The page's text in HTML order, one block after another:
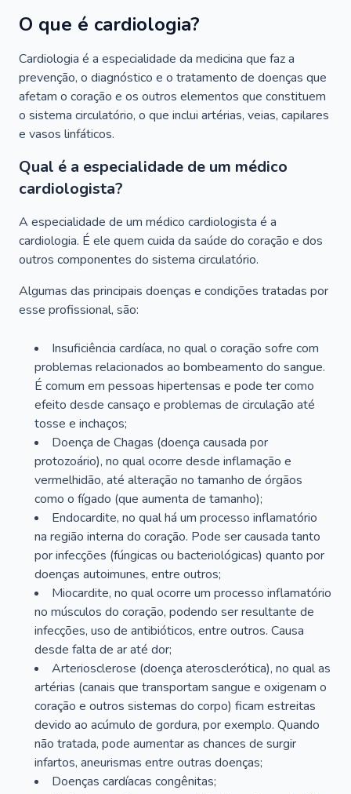
O que é cardiologia?
Cardiologia é a especialidade da medicina que faz a
prevenção, o diagnóstico e o tratamento de doenças que
afetam o coração e os outros elementos que constituem
o sistema circulatório, o que inclui artérias, veias, capilares
e vasos linfáticos.
Qual é a especialidade de um médico
cardiologista?
A especialidade de um médico cardiologista é a
cardiologia. É ele quem cuida da saúde do coração e dos
outros componentes do sistema circulatório.
Algumas das principais doenças e condições tratadas por
esse profissional, são:
Insuficiência cardíaca, no qual o coração sofre com
problemas relacionados ao bombeamento do sangue.
É comum em pessoas hipertensas e pode ter como
efeito desde cansaço e problemas de circulação até
tosse e inchaços;
Doença de Chagas (doença causada por
protozoário), no qual ocorre desde inflamação e
vermelhidão, até alteração no tamanho de órgãos
como o fígado (que aumenta de tamanho);
Endocardite, no qual há um processo inflamatório
na região interna do coração. Pode ser causada tanto
por infecções (fúngicas ou bacteriológicas) quanto por
doenças autoimunes, entre outros;
Miocardite, no qual ocorre um processo inflamatório
no músculos do coração, podendo ser resultante de
infecções, uso de antibióticos, entre outros. Causa
desde falta de ar até dor;
Arteriosclerose (doença aterosclerótica), no qual as
artérias (canais que transportam sangue e oxigenam o
coração e outros sistemas do corpo) ficam estreitas
devido ao acúmulo de gordura, por exemplo. Quando
não tratada, pode aumentar as chances de surgir
infartos, aneurismas entre outras doenças;
Doenças cardíacas congênitas;